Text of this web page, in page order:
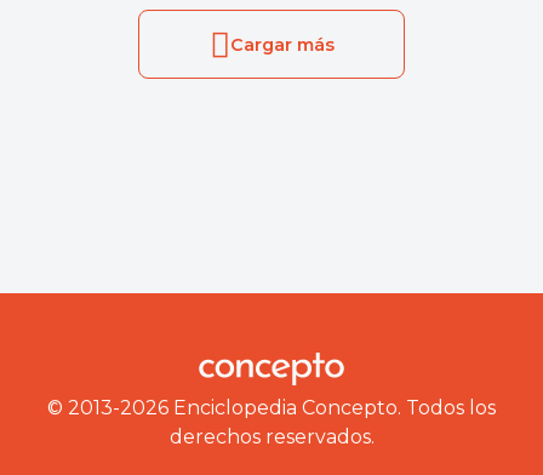
Cargar más
© 2013-2026 Enciclopedia Concepto. Todos los
derechos reservados.